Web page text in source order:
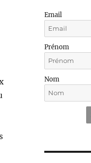
Email
Prénom
Nom